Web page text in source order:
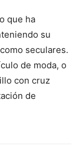
que ha
su
seculares.
de moda, o
con cruz
de